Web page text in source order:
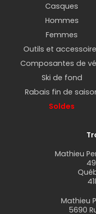
Casques
Hommes
Femmes
Outils et
Composantes de
Ski de fond
Rabais fin de
Soldes
Mathieu
Mathieu
5690